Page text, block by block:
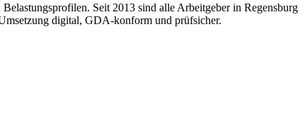
Seit 2013 sind alle Arbeitgeber in Regensburg
digital, GDA-konform und prüfsicher.